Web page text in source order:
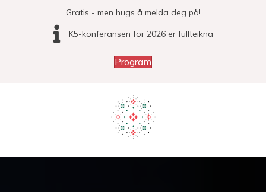
Gratis - men hugs å melda deg på!
K5-konferansen for 2026 er fullteikna
Program